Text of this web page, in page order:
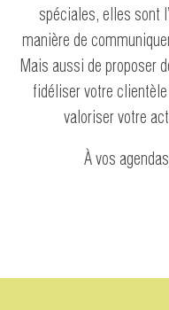
spéciales, elles sont
manière de
Mais aussi de proposer
fidéliser votre
valoriser votre
À vos